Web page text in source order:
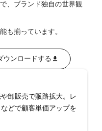
、ブランド独自の世界観
も揃っています。
ウンロードする
卸販売で販路拡大。レ
どで顧客単価アップを